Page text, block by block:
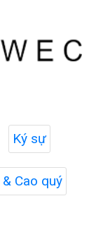
Ký sự
Cao quý